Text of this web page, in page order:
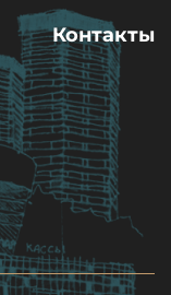
Контакты